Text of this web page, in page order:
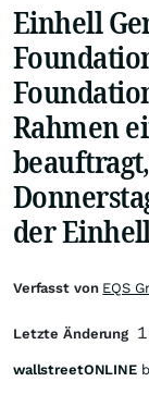
Einhell
Rahmen
der
Verfasst von EQS
Letzte Änderung
wallstreetONLINE